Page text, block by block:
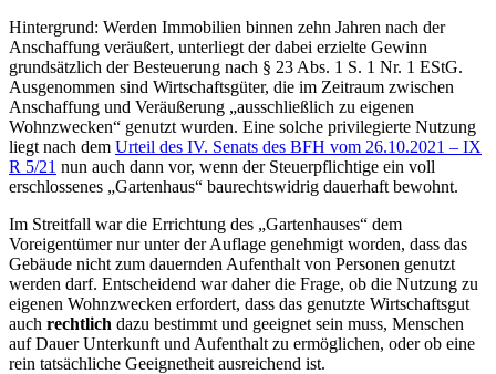
Hintergrund: Werden Immobilien binnen zehn Jahren nach der
Anschaffung veräußert, unterliegt der dabei erzielte Gewinn
grundsätzlich der Besteuerung nach § 23 Abs. 1 S. 1 Nr. 1 EStG.
Ausgenommen sind Wirtschaftsgüter, die im Zeitraum zwischen
Anschaffung und Veräußerung „ausschließlich zu eigenen
Wohnzwecken“ genutzt wurden. Eine solche privilegierte Nutzung
liegt nach dem Urteil des IV. Senats des BFH vom 26.10.2021 – IX
R 5/21 nun auch dann vor, wenn der Steuerpflichtige ein voll
erschlossenes „Gartenhaus“ baurechtswidrig dauerhaft bewohnt.
Im Streitfall war die Errichtung des „Gartenhauses“ dem
Voreigentümer nur unter der Auflage genehmigt worden, dass das
Gebäude nicht zum dauernden Aufenthalt von Personen genutzt
werden darf. Entscheidend war daher die Frage, ob die Nutzung zu
eigenen Wohnzwecken erfordert, dass das genutzte Wirtschaftsgut
auch rechtlich dazu bestimmt und geeignet sein muss, Menschen
auf Dauer Unterkunft und Aufenthalt zu ermöglichen, oder ob eine
rein tatsächliche Geeignetheit ausreichend ist.